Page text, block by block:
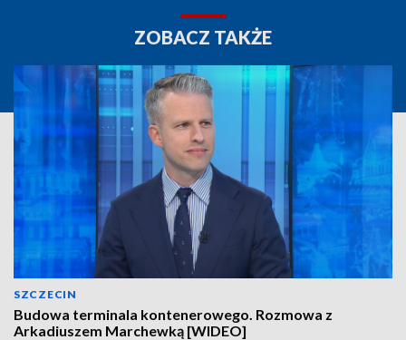
ZOBACZ TAKŻE
SZCZECIN
Budowa terminala kontenerowego. Rozmowa z
Arkadiuszem Marchewką [WIDEO]